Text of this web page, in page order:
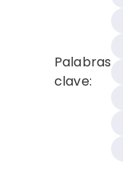
Palabras
clave: